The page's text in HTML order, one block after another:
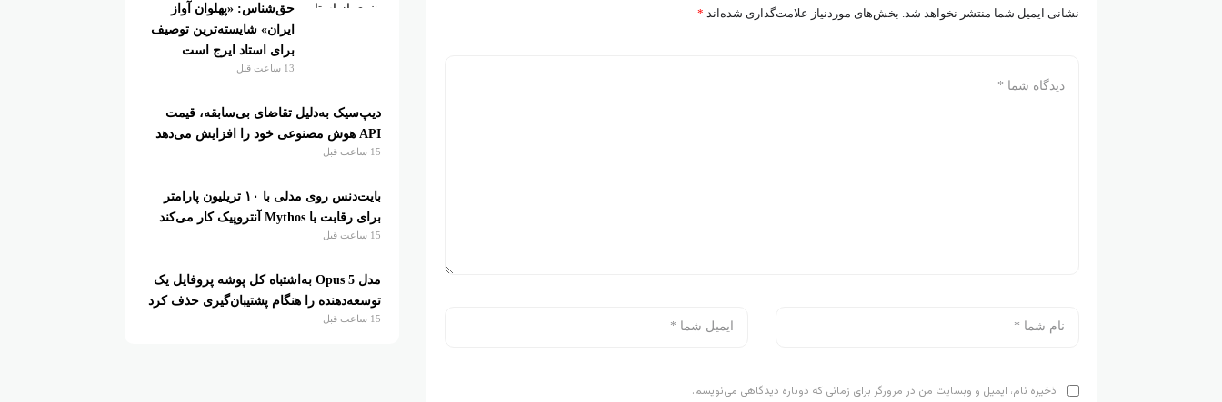
نشانی ایمیل شما منتشر نخواهد شد. بخش‌های موردنیاز علامت‌گذاری شده‌اند *
ذخیره نام، ایمیل و وبسایت من در مرورگر برای زمانی که دوباره دیدگاهی می‌نویسم.
حق‌شناس: «پهلوان آواز
ایران» شایسته‌ترین توصیف
برای استاد ایرج است
13 ساعت قبل
دیپ‌سیک به‌دلیل تقاضای بی‌سابقه، قیمت
API هوش مصنوعی خود را افزایش می‌دهد
15 ساعت قبل
بایت‌دنس روی مدلی با ۱۰ تریلیون پارامتر
برای رقابت با Mythos آنتروپیک کار می‌کند
15 ساعت قبل
مدل Opus 5 به‌اشتباه کل پوشه پروفایل یک
توسعه‌دهنده را هنگام پشتیبان‌گیری حذف کرد
15 ساعت قبل